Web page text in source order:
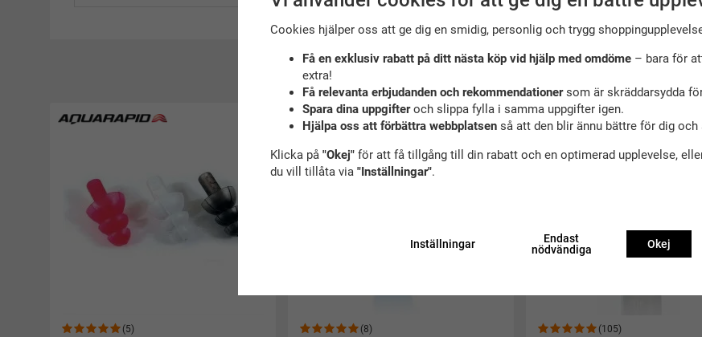
Rekommenderade tillbehör till denna
(5) (8) (105)
Cookies hjälper oss att ge dig en smidig, personlig och trygg
Få en exklusiv rabatt på ditt nästa köp vid hjälp med omdöme– bara för
extra!
Få relevanta erbjudanden och rekommendationersom är skräddarsydda
Spara dina uppgifteroch slippa fylla i samma uppgifter igen.
Hjälpa oss att förbättra webbplatsenså att den blir ännu bättre för dig och
Klicka på "Okej"för att få tillgång till din rabatt och en optimerad upplevelse,
du vill tillåta via "Inställningar".
Inställningar
Endast
nödvändiga
Okej